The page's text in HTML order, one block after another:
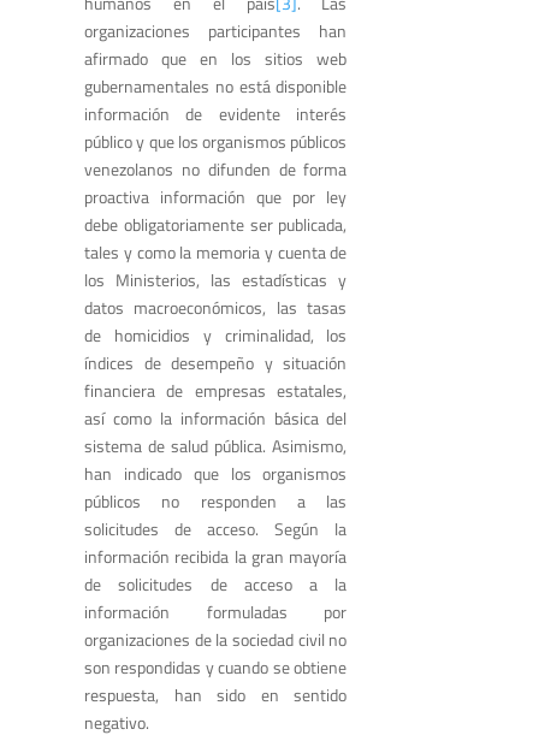
organizaciones participantes han
afirmado que en los sitios web
gubernamentales no está disponible
información de evidente interés
público y que los organismos públicos
venezolanos no difunden de forma
proactiva información que por ley
debe obligatoriamente ser publicada,
tales y como la memoria y cuenta de
los Ministerios, las estadísticas y
datos macroeconómicos, las tasas
de homicidios y criminalidad, los
índices de desempeño y situación
financiera de empresas estatales,
así como la información básica del
sistema de salud pública. Asimismo,
han indicado que los organismos
públicos no responden a las
solicitudes de acceso. Según la
información recibida la gran mayoría
de solicitudes de acceso a la
información formuladas por
organizaciones de la sociedad civil no
son respondidas y cuando se obtiene
respuesta, han sido en sentido
negativo.